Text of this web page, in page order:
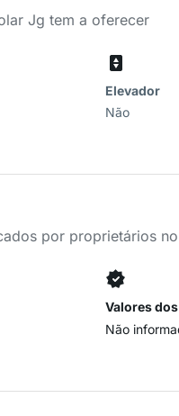
Jg tem a oferecer
Elevador
Não
por proprietários
Valores
Não